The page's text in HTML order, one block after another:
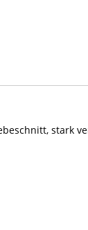
stark